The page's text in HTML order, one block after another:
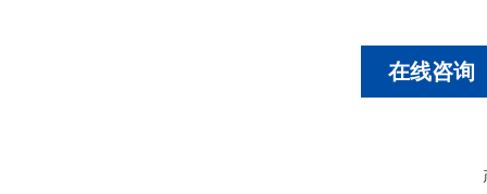
在线咨询